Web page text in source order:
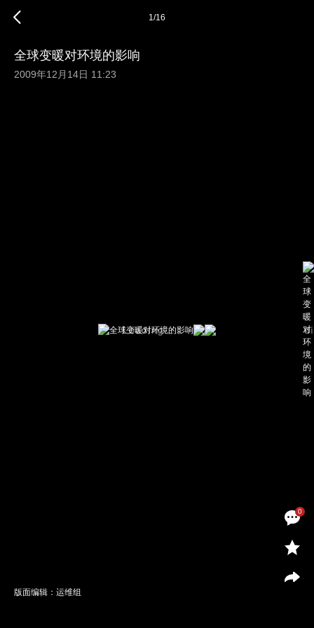
0
1/16
全球变暖对环境的影响
2009年12月14日 11:23
版面编辑：运维组